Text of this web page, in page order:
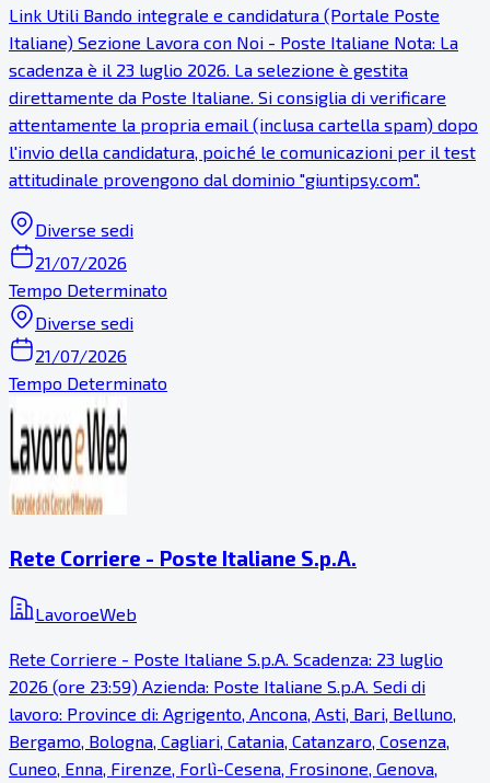
Link Utili Bando integrale e candidatura (Portale Poste
Italiane) Sezione Lavora con Noi - Poste Italiane Nota: La
scadenza è il 23 luglio 2026. La selezione è gestita
direttamente da Poste Italiane. Si consiglia di verificare
attentamente la propria email (inclusa cartella spam) dopo
l'invio della candidatura, poiché le comunicazioni per il test
attitudinale provengono dal dominio "giuntipsy.com".
Diverse sedi
21/07/2026
Tempo Determinato
Diverse sedi
21/07/2026
Tempo Determinato
Rete Corriere - Poste Italiane S.p.A.
LavoroeWeb
Rete Corriere - Poste Italiane S.p.A. Scadenza: 23 luglio
2026 (ore 23:59) Azienda: Poste Italiane S.p.A. Sedi di
lavoro: Province di: Agrigento, Ancona, Asti, Bari, Belluno,
Bergamo, Bologna, Cagliari, Catania, Catanzaro, Cosenza,
Cuneo, Enna, Firenze, Forlì-Cesena, Frosinone, Genova,